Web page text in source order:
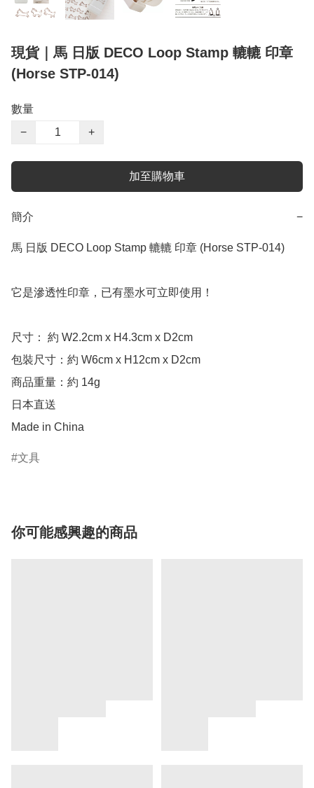
現貨｜馬 日版 DECO Loop Stamp 轆轆 印章
(Horse STP-014)
數量
−
+
加至購物車
簡介 −
馬 日版 DECO Loop Stamp 轆轆 印章 (Horse STP-014)
它是滲透性印章，已有墨水可立即使用！
尺寸： 約 W2.2cm x H4.3cm x D2cm
包裝尺寸：約 W6cm x H12cm x D2cm
商品重量：約 14g
日本直送
Made in China
文具
你可能感興趣的商品